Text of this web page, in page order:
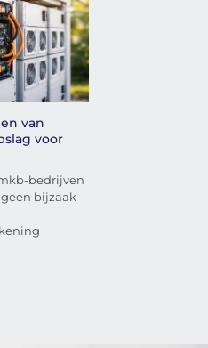
van
voor
bedrijven
bijzaak